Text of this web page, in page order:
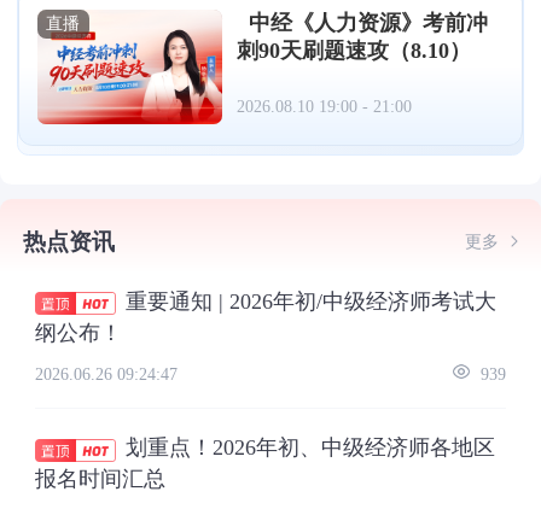
直播
中经《人力资源》考前冲
刺90天刷题速攻（8.10）
2026.08.10 19:00 - 21:00
热点资讯 更多
重要通知 | 2026年初/中级经济师考试大
纲公布！
2026.06.26 09:24:47 939
划重点！2026年初、中级经济师各地区
报名时间汇总